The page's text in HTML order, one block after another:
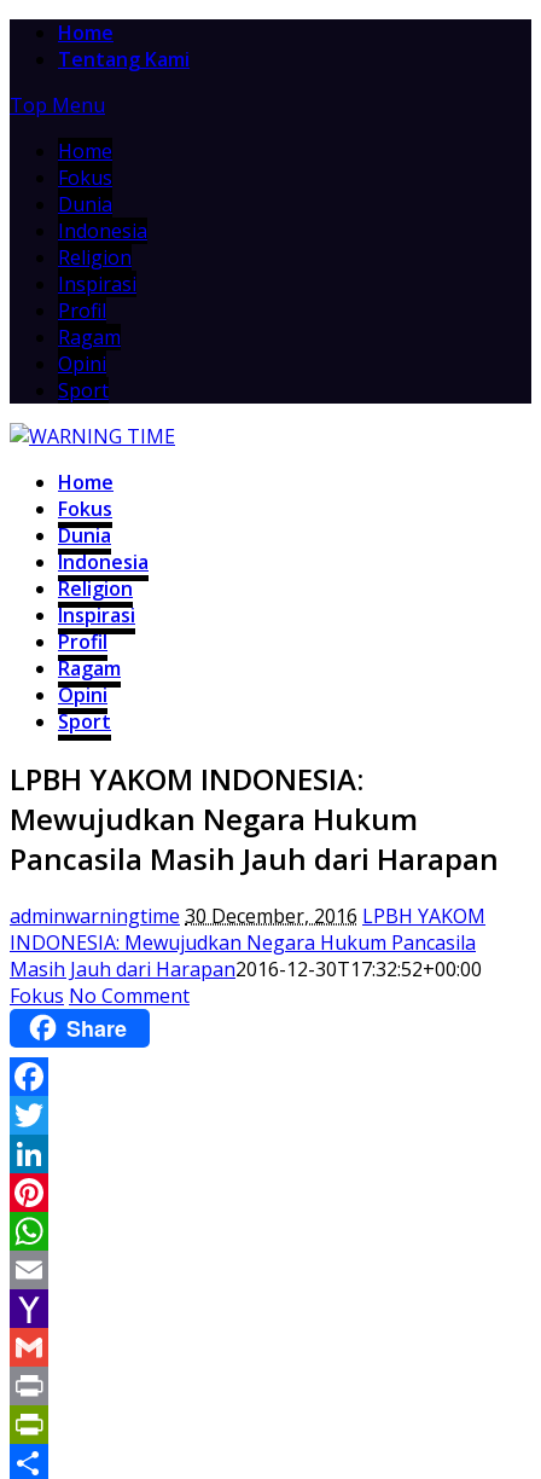
Home
Tentang Kami
Top Menu
Home
Fokus
Dunia
Indonesia
Religion
Inspirasi
Profil
Ragam
Opini
Sport
Home
Fokus
Dunia
Indonesia
Religion
Inspirasi
Profil
Ragam
Opini
Sport
LPBH YAKOM INDONESIA:
Mewujudkan Negara Hukum
Pancasila Masih Jauh dari Harapan
adminwarningtime 30 December, 2016 LPBH YAKOM
INDONESIA: Mewujudkan Negara Hukum Pancasila
Masih Jauh dari Harapan2016-12-30T17:32:52+00:00
Fokus No Comment
Share
Facebook
Twitter
LinkedIn
Pinterest
WhatsApp
Email
Yahoo
Mail
Gmail
Print
PrintFriendly